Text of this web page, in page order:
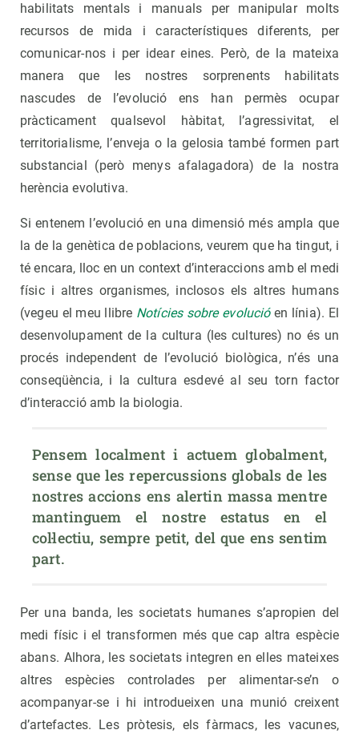
habilitats mentals i manuals per manipular molts
recursos de mida i característiques diferents, per
comunicar-nos i per idear eines. Però, de la mateixa
manera que les nostres sorprenents habilitats
nascudes de l’evolució ens han permès ocupar
pràcticament qualsevol hàbitat, l’agressivitat, el
territorialisme, l’enveja o la gelosia també formen part
substancial (però menys afalagadora) de la nostra
herència evolutiva.
Si entenem l’evolució en una dimensió més ampla que
la de la genètica de poblacions, veurem que ha tingut, i
té encara, lloc en un context d’interaccions amb el medi
físic i altres organismes, inclosos els altres humans
(vegeu el meu llibre Notícies sobre evolucióen línia). El
desenvolupament de la cultura (les cultures) no és un
procés independent de l’evolució biològica, n’és una
conseqüència, i la cultura esdevé al seu torn factor
d’interacció amb la biologia.
Pensem localment i actuem globalment,
sense que les repercussions globals de les
nostres accions ens alertin massa mentre
mantinguem el nostre estatus en el
col·lectiu, sempre petit, del que ens sentim
part.
Per una banda, les societats humanes s’apropien del
medi físic i el transformen més que cap altra espècie
abans. Alhora, les societats integren en elles mateixes
altres espècies controlades per alimentar-se’n o
acompanyar-se i hi introdueixen una munió creixent
d’artefactes. Les pròtesis, els fàrmacs, les vacunes,